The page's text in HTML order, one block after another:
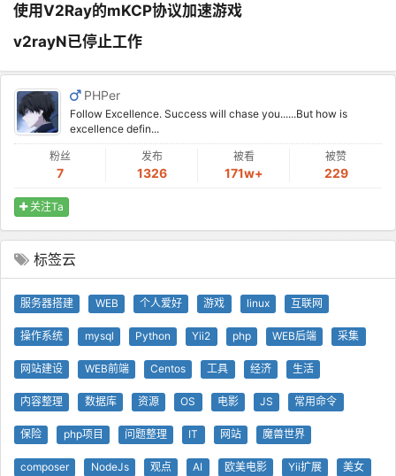
使用V2Ray的mKCP协议加速游戏
v2rayN已停止工作
PHPer
Follow Excellence. Success will chase you......But how is
excellence defin...
粉丝
7
发布
1326
被看
171w+
被赞
229
关注Ta
标签云
服务器搭建 WEB 个人爱好 游戏 linux 互联网
操作系统 mysql Python Yii2 php WEB后端 采集
网站建设 WEB前端 Centos 工具 经济 生活
内容整理 数据库 资源 OS 电影 JS 常用命令
保险 php项目 问题整理 IT 网站 魔兽世界
composer NodeJs 观点 AI 欧美电影 Yii扩展 美女